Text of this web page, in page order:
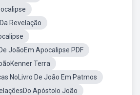
Revelação
JoãoEm Apocalipse PDF
Terra
NoLivro De João Em Patmos
Apóstolo João